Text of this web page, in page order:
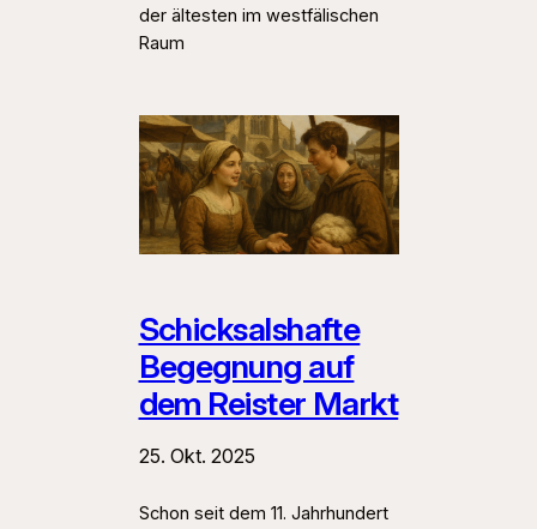
der ältesten im westfälischen
Raum
Schicksalshafte
Begegnung auf
dem Reister Markt
25. Okt. 2025
Schon seit dem 11. Jahrhundert